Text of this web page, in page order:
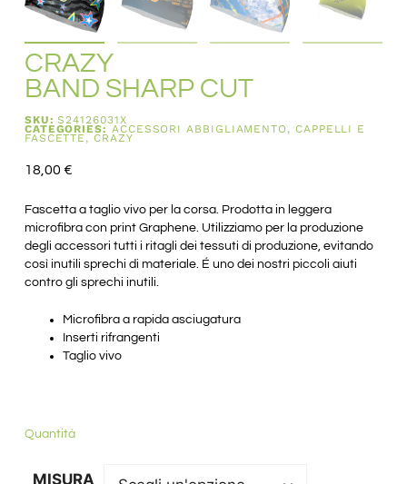
CRAZY
BAND SHARP CUT
SKU:S24126031X
CATEGORIES: ACCESSORI ABBIGLIAMENTO , CAPPELLI E
FASCETTE ,CRAZY
18,00 €
Fascetta a taglio vivo per la corsa. Prodotta in leggera
microfibra con print Graphene. Utilizziamo per la produzione
degli accessori tutti i ritagli dei tessuti di produzione, evitando
così inutili sprechi di materiale. É uno dei nostri piccoli aiuti
contro gli sprechi inutili.
Microfibra a rapida asciugatura
Inserti rifrangenti
Taglio vivo
Quantità
MISURA